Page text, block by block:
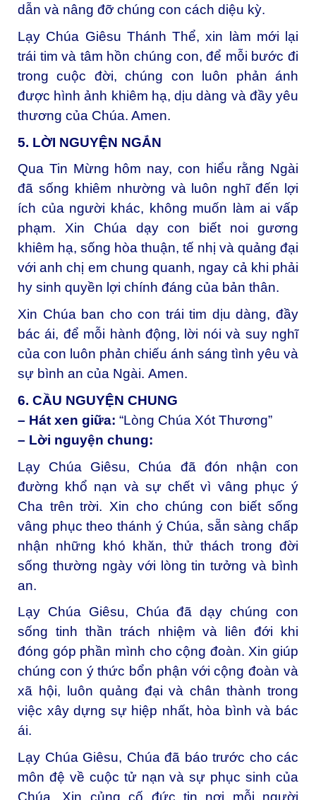
dẫn và nâng đỡ chúng con cách diệu kỳ.
Lạy Chúa Giêsu Thánh Thể, xin làm mới lại
trái tim và tâm hồn chúng con, để mỗi bước đi
trong cuộc đời, chúng con luôn phản ánh
được hình ảnh khiêm hạ, dịu dàng và đầy yêu
thương của Chúa. Amen.
5. LỜI NGUYỆN NGẮN
Qua Tin Mừng hôm nay, con hiểu rằng Ngài
đã sống khiêm nhường và luôn nghĩ đến lợi
ích của người khác, không muốn làm ai vấp
phạm. Xin Chúa dạy con biết noi gương
khiêm hạ, sống hòa thuận, tế nhị và quảng đại
với anh chị em chung quanh, ngay cả khi phải
hy sinh quyền lợi chính đáng của bản thân.
Xin Chúa ban cho con trái tim dịu dàng, đầy
bác ái, để mỗi hành động, lời nói và suy nghĩ
của con luôn phản chiếu ánh sáng tình yêu và
sự bình an của Ngài. Amen.
6. CẦU NGUYỆN CHUNG
– Hát xen giữa: “Lòng Chúa Xót Thương”
– Lời nguyện chung:
Lạy Chúa Giêsu, Chúa đã đón nhận con
đường khổ nạn và sự chết vì vâng phục ý
Cha trên trời. Xin cho chúng con biết sống
vâng phục theo thánh ý Chúa, sẵn sàng chấp
nhận những khó khăn, thử thách trong đời
sống thường ngày với lòng tin tưởng và bình
an.
Lạy Chúa Giêsu, Chúa đã dạy chúng con
sống tinh thần trách nhiệm và liên đới khi
đóng góp phần mình cho cộng đoàn. Xin giúp
chúng con ý thức bổn phận với cộng đoàn và
xã hội, luôn quảng đại và chân thành trong
việc xây dựng sự hiệp nhất, hòa bình và bác
ái.
Lạy Chúa Giêsu, Chúa đã báo trước cho các
môn đệ về cuộc tử nạn và sự phục sinh của
Chúa. Xin củng cố đức tin nơi mỗi người